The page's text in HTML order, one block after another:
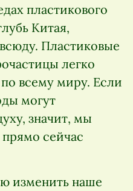
пластикового
Китая,
Пластиковые
легко
всему миру. Если
могут
значит, мы
сейчас
изменить наше